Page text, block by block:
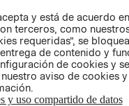
y está de acuerdo
terceros, como
requeridas”, se
de contenido y
de cookies y
aviso de cookies
y uso compartido de datos